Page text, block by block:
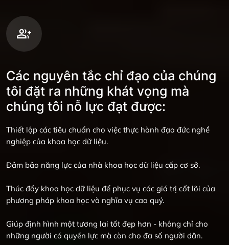
Các nguyên tắc chỉ đạo của chúng
tôi đặt ra những khát vọng mà
chúng tôi nỗ lực đạt được:
Thiết lập các tiêu chuẩn cho việc thực hành đạo đức nghề
nghiệp của khoa học dữ liệu.
Đảm bảo năng lực của nhà khoa học dữ liệu cấp cơ sở.
Thúc đẩy khoa học dữ liệu để phục vụ các giá trị cốt lõi của
phương pháp khoa học và nghĩa vụ cao quý.
Giúp định hình một tương lai tốt đẹp hơn - không chỉ cho
những người có quyền lực mà còn cho đa số người dân.